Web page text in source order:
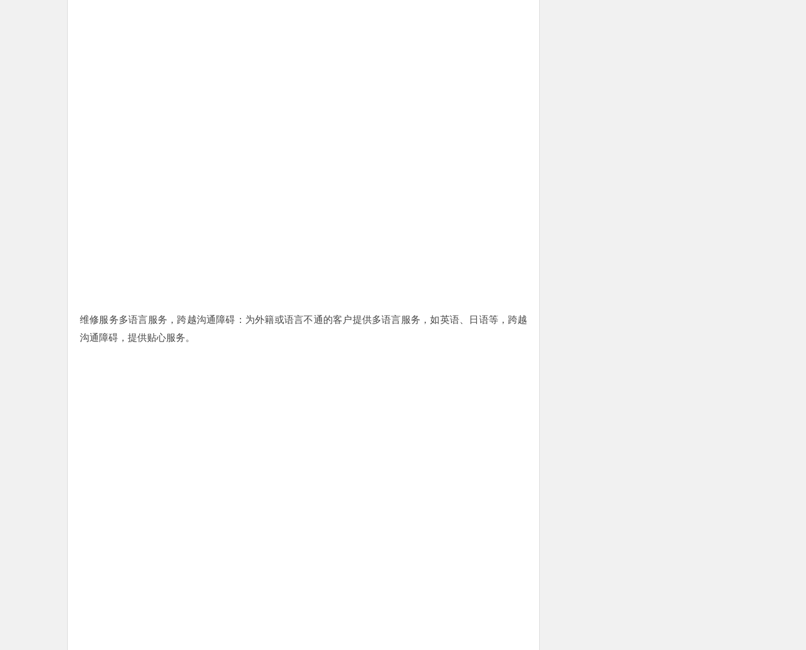
维修服务多语言服务，跨越沟通障碍：为外籍或语言不通的客户提供多语言服务，如英语、日语等，跨越
沟通障碍，提供贴心服务。